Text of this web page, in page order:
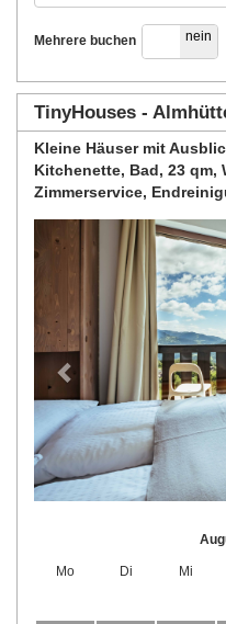
Mehrere buchen
ja nein
TinyHouses -
Kleine Häuser mit
Kitchenette, Bad, 23 qm,
Zimmerservice,
Previous
Mo Di Mi